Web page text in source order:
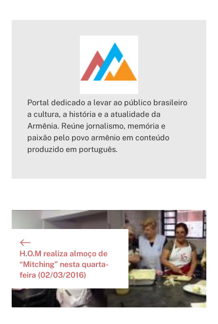
Portal dedicado a levar ao público brasileiro
a cultura, a história e a atualidade da
Armênia. Reúne jornalismo, memória e
paixão pelo povo armênio em conteúdo
produzido em português.
H.O.M realiza almoço de
“Mitching” nesta quarta-
feira (02/03/2016)